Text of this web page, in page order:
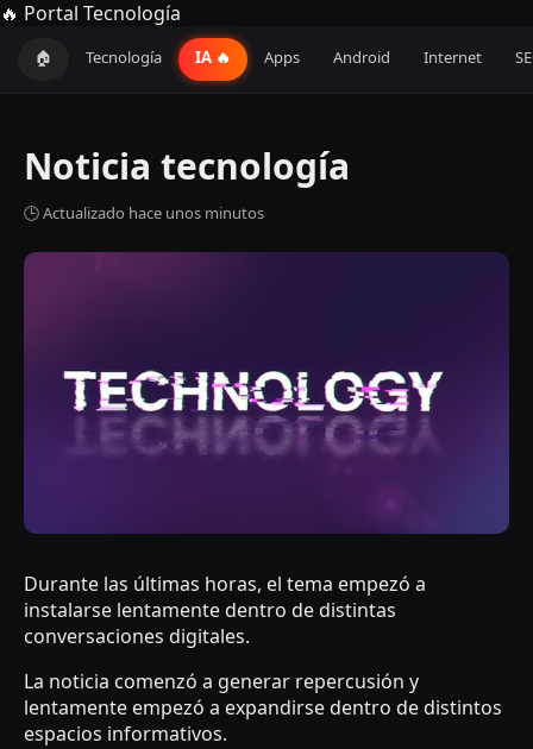
🔥 Portal Tecnología
🏠 Tecnología IA 🔥 Apps Android Internet
Noticia tecnología
🕒 Actualizado hace unos minutos
Durante las últimas horas, el tema empezó a
instalarse lentamente dentro de distintas
conversaciones digitales.
La noticia comenzó a generar repercusión y
lentamente empezó a expandirse dentro de distintos
espacios informativos.